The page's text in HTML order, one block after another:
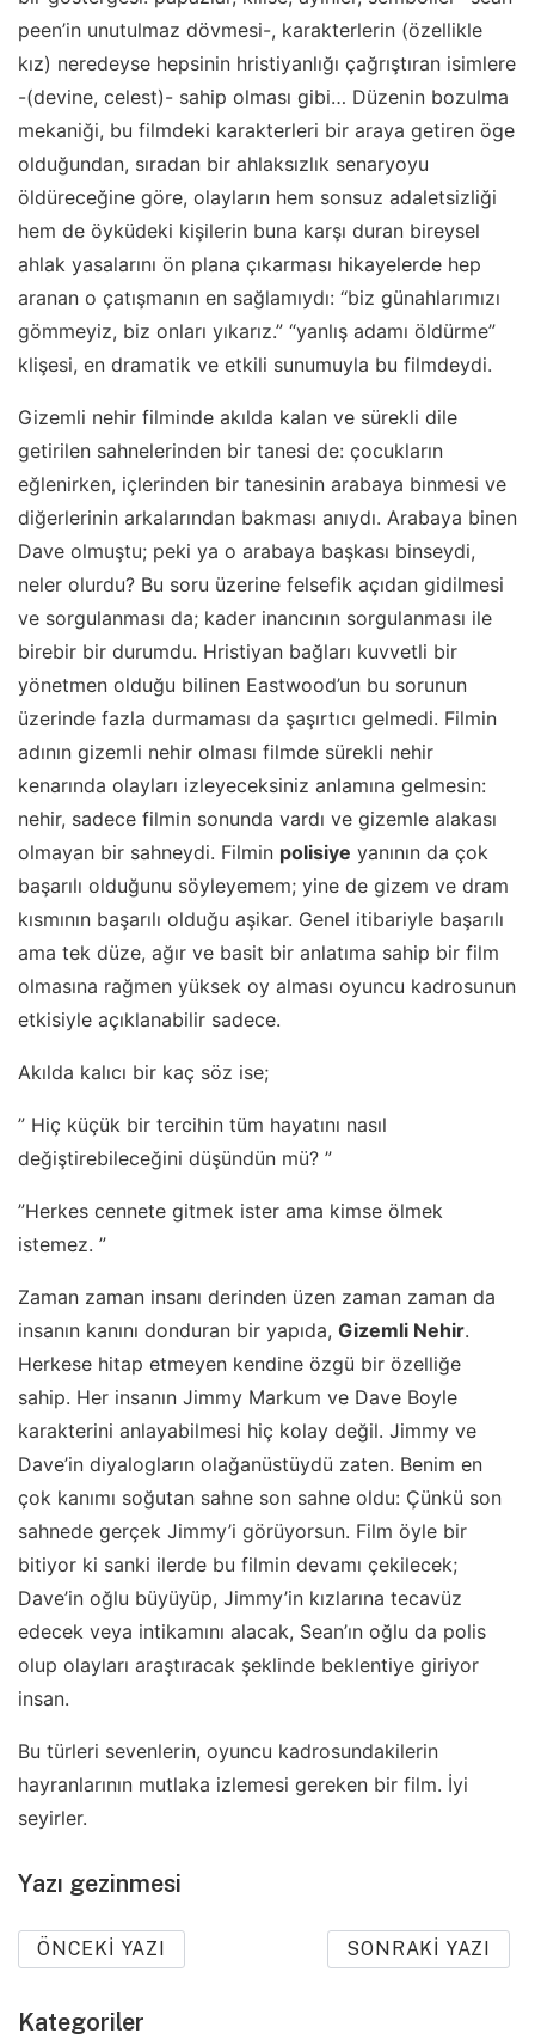
peen’in unutulmaz dövmesi-, karakterlerin (özellikle
kız) neredeyse hepsinin hristiyanlığı çağrıştıran isimlere
-(devine, celest)- sahip olması gibi… Düzenin bozulma
mekaniği, bu filmdeki karakterleri bir araya getiren öge
olduğundan, sıradan bir ahlaksızlık senaryoyu
öldüreceğine göre, olayların hem sonsuz adaletsizliği
hem de öyküdeki kişilerin buna karşı duran bireysel
ahlak yasalarını ön plana çıkarması hikayelerde hep
aranan o çatışmanın en sağlamıydı: “biz günahlarımızı
gömmeyiz, biz onları yıkarız.” “yanlış adamı öldürme”
klişesi, en dramatik ve etkili sunumuyla bu filmdeydi.
Gizemli nehir filminde akılda kalan ve sürekli dile
getirilen sahnelerinden bir tanesi de: çocukların
eğlenirken, içlerinden bir tanesinin arabaya binmesi ve
diğerlerinin arkalarından bakması anıydı. Arabaya binen
Dave olmuştu; peki ya o arabaya başkası binseydi,
neler olurdu? Bu soru üzerine felsefik açıdan gidilmesi
ve sorgulanması da; kader inancının sorgulanması ile
birebir bir durumdu. Hristiyan bağları kuvvetli bir
yönetmen olduğu bilinen Eastwood’un bu sorunun
üzerinde fazla durmaması da şaşırtıcı gelmedi. Filmin
adının gizemli nehir olması filmde sürekli nehir
kenarında olayları izleyeceksiniz anlamına gelmesin:
nehir, sadece filmin sonunda vardı ve gizemle alakası
olmayan bir sahneydi. Filmin polisiye yanının da çok
başarılı olduğunu söyleyemem; yine de gizem ve dram
kısmının başarılı olduğu aşikar. Genel itibariyle başarılı
ama tek düze, ağır ve basit bir anlatıma sahip bir film
olmasına rağmen yüksek oy alması oyuncu kadrosunun
etkisiyle açıklanabilir sadece.
Akılda kalıcı bir kaç söz ise;
” Hiç küçük bir tercihin tüm hayatını nasıl
değiştirebileceğini düşündün mü? ”
”Herkes cennete gitmek ister ama kimse ölmek
istemez. ”
Zaman zaman insanı derinden üzen zaman zaman da
insanın kanını donduran bir yapıda, Gizemli Nehir.
Herkese hitap etmeyen kendine özgü bir özelliğe
sahip. Her insanın Jimmy Markum ve Dave Boyle
karakterini anlayabilmesi hiç kolay değil. Jimmy ve
Dave’in diyalogların olağanüstüydü zaten. Benim en
çok kanımı soğutan sahne son sahne oldu: Çünkü son
sahnede gerçek Jimmy’i görüyorsun. Film öyle bir
bitiyor ki sanki ilerde bu filmin devamı çekilecek;
Dave’in oğlu büyüyüp, Jimmy’in kızlarına tecavüz
edecek veya intikamını alacak, Sean’ın oğlu da polis
olup olayları araştıracak şeklinde beklentiye giriyor
insan.
Bu türleri sevenlerin, oyuncu kadrosundakilerin
hayranlarının mutlaka izlemesi gereken bir film. İyi
seyirler.
Yazı gezinmesi
ÖNCEKI YAZI SONRAKI YAZI
Kategoriler